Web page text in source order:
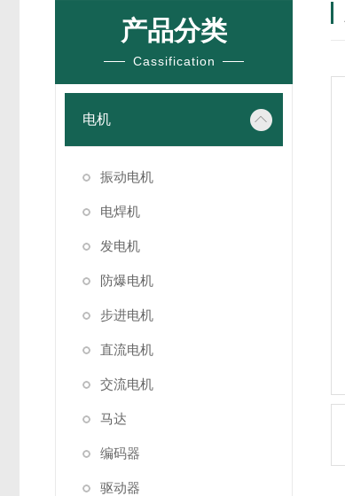
产品分类
Cassification
电机
振动电机
电焊机
发电机
防爆电机
步进电机
直流电机
交流电机
马达
编码器
驱动器